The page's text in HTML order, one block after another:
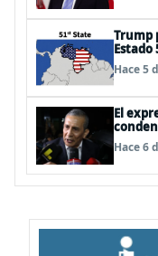
Trump
Estado
Hace 5
El
Hace 6